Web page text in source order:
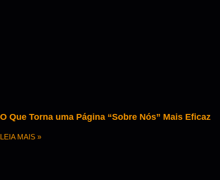
O Que Torna uma Página “Sobre Nós” Mais Eficaz
LEIA MAIS »